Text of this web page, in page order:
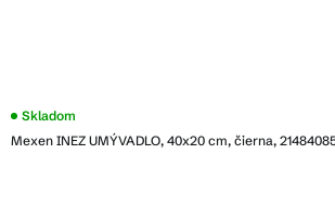
Mexen INEZ UMÝVADLO, 40x20 cm, čierna,
Skladom